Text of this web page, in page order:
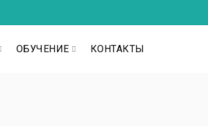
ОБУЧЕНИЕ КОНТАКТЫ